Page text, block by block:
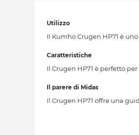
Utilizzo
Il Kumho Crugen HP71 è
Caratteristiche
Il Crugen HP71 è perfetto
Il parere di Midas
Il Crugen HP71 offre una